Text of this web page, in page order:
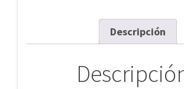
Descripción